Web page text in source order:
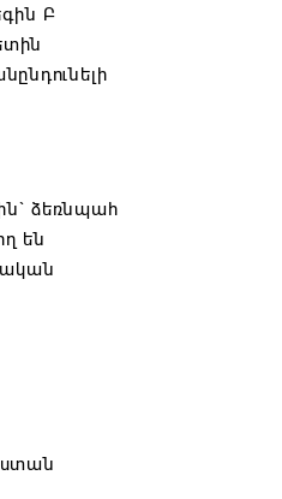
Բ
ձեռնպահ
են